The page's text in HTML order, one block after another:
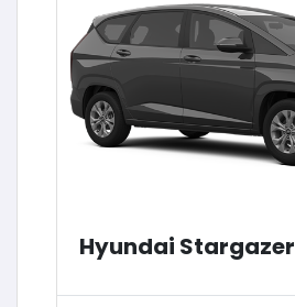
Hyundai Stargazer